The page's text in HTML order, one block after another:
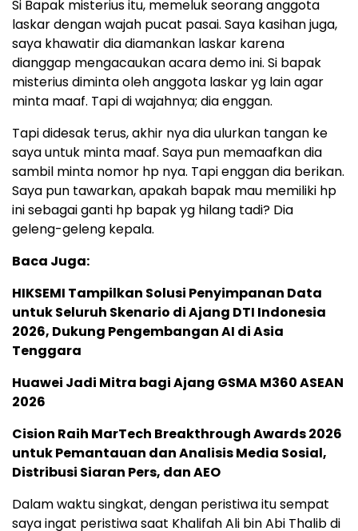
Si Bapak misterius itu, memeluk seorang anggota
laskar dengan wajah pucat pasai. Saya kasihan juga,
saya khawatir dia diamankan laskar karena
dianggap mengacaukan acara demo ini. Si bapak
misterius diminta oleh anggota laskar yg lain agar
minta maaf. Tapi di wajahnya; dia enggan.
Tapi didesak terus, akhir nya dia ulurkan tangan ke
saya untuk minta maaf. Saya pun memaafkan dia
sambil minta nomor hp nya. Tapi enggan dia berikan.
Saya pun tawarkan, apakah bapak mau memiliki hp
ini sebagai ganti hp bapak yg hilang tadi? Dia
geleng-geleng kepala.
Baca Juga:
HIKSEMI Tampilkan Solusi Penyimpanan Data
untuk Seluruh Skenario di Ajang DTI Indonesia
2026, Dukung Pengembangan AI di Asia
Tenggara
Huawei Jadi Mitra bagi Ajang GSMA M360 ASEAN
2026
Cision Raih MarTech Breakthrough Awards 2026
untuk Pemantauan dan Analisis Media Sosial,
Distribusi Siaran Pers, dan AEO
Dalam waktu singkat, dengan peristiwa itu sempat
saya ingat peristiwa saat Khalifah Ali bin Abi Thalib di